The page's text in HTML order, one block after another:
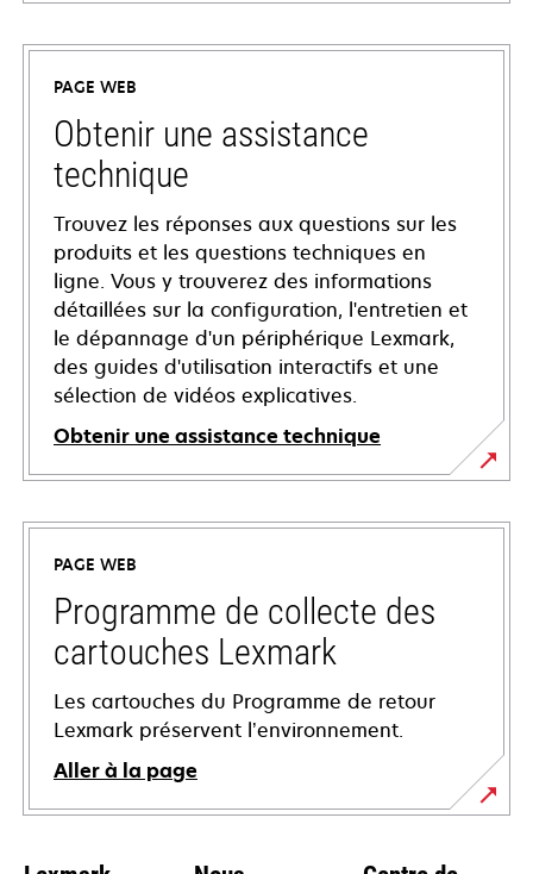
PAGE WEB
Obtenir une assistance
technique
Trouvez les réponses aux questions sur les
produits et les questions techniques en
ligne. Vous y trouverez des informations
détaillées sur la configuration, l'entretien et
le dépannage d'un périphérique Lexmark,
des guides d'utilisation interactifs et une
sélection de vidéos explicatives.
Obtenir une assistance technique
s’ouvre
dans
nouvel
onglet
PAGE WEB
Programme de collecte des
cartouches Lexmark
Les cartouches du Programme de retour
Lexmark préservent l’environnement.
Aller à la page